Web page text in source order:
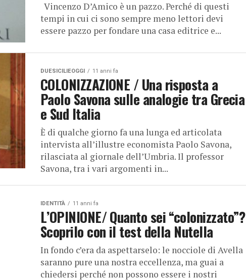
Vincenzo D’Amico è un pazzo. Perché di questi
tempi in cui ci sono sempre meno lettori devi
essere pazzo per fondare una casa editrice e...
DUESICILIEOGGI 11 anni fa
COLONIZZAZIONE / Una risposta a
Paolo Savona sulle analogie tra Grecia
e Sud Italia
È di qualche giorno fa una lunga ed articolata
intervista all’illustre economista Paolo Savona,
rilasciata al giornale dell’Umbria. Il professor
Savona, tra i vari argomenti in...
IDENTITÀ 11 anni fa
L’OPINIONE/ Quanto sei “colonizzato”?
Scoprilo con il test della Nutella
In fondo c’era da aspettarselo: le nocciole di Avella
saranno pure una nostra eccellenza, ma guai a
chiedersi perché non possono essere i nostri